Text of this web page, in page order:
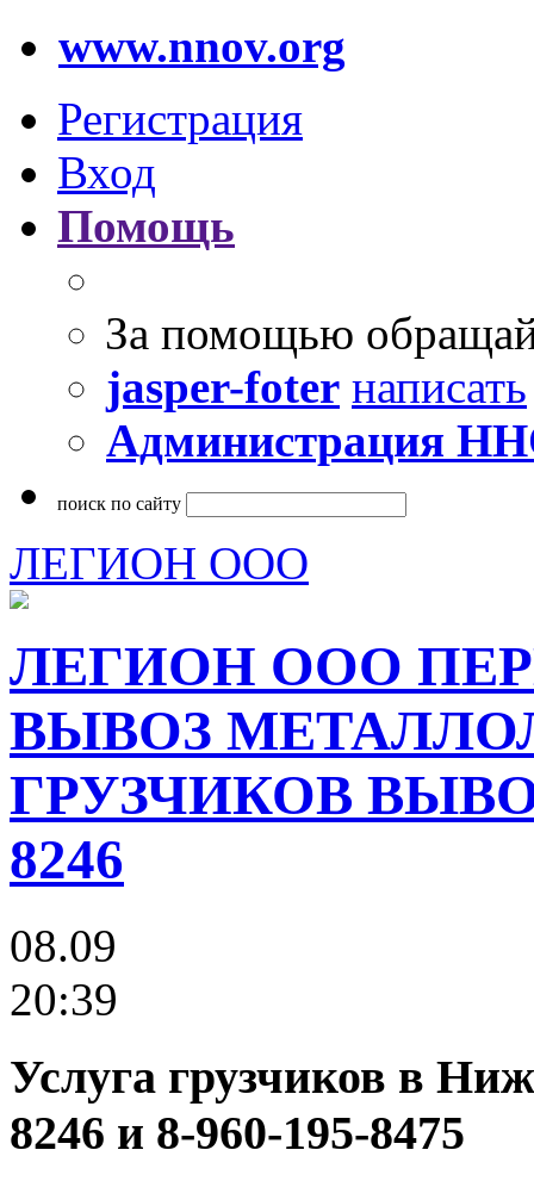
www.nnov.org
Регистрация
Вход
Помощь
За помощью
jasper-foter написать
Администрация
поиск по сайту
ЛЕГИОН ООО
ЛЕГИОН ООО
ВЫВОЗ
ГРУЗЧИКОВ
8246
08.09
20:39
Услуга грузчиков в
8246 и 8-960-195-8475